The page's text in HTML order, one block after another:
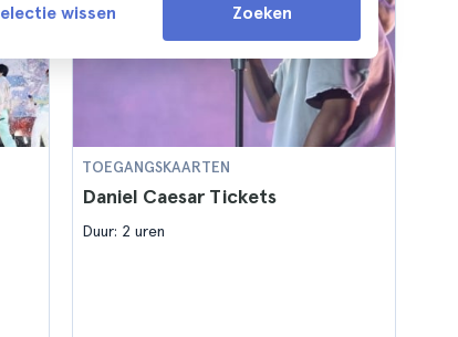
TOEGANGSKAARTEN
Daniel Caesar Tickets
Duur: 2 uren
wissen Zoeken